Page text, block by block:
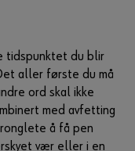
tidspunktet du blir
aller første du må
ord skal ikke
med avfetting
å få pen
vær eller i en